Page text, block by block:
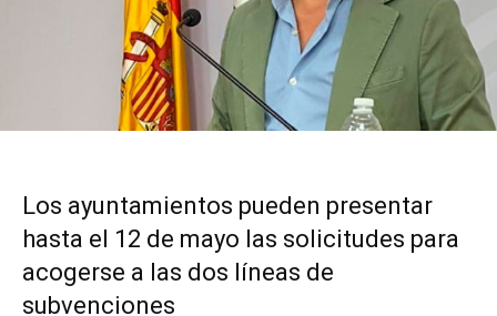
Los ayuntamientos pueden presentar
hasta el 12 de mayo las solicitudes para
acogerse a las dos líneas de
subvenciones